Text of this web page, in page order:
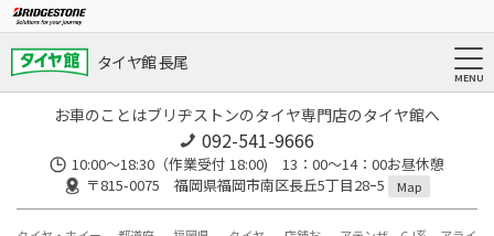
タイヤ館 長尾
お車のことはブリヂストンのタイヤ専門店のタイヤ館へ
092-541-9666
10:00～18:30（作業受付 18:00) 13：00～14：00お昼休憩
〒815-0075 福岡県福岡市南区長丘5丁目28ｰ5
Map